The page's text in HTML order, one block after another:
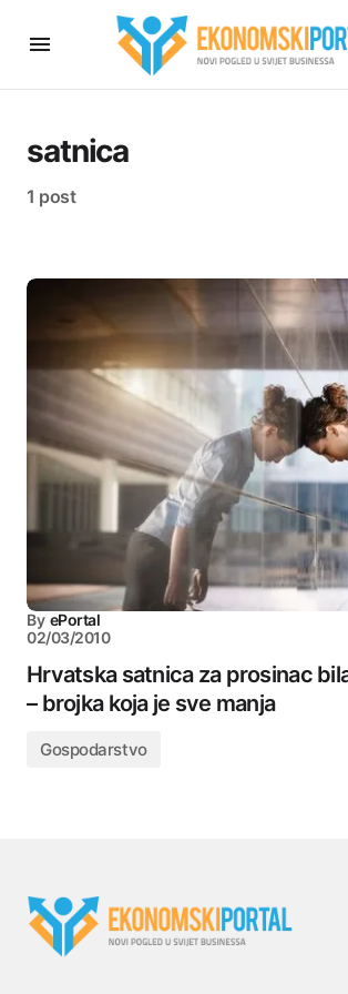
satnica
1 post
By ePortal
02/03/2010
Hrvatska satnica za prosinac
– brojka koja je sve manja
Gospodarstvo